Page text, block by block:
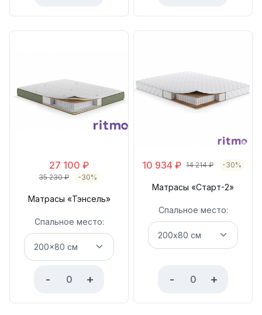
27 100 ₽
35 230₽ -30%
Матрасы «Тэнсель»
Спальное место:
- +
10 934 ₽ 14 214₽ -30%
Матрасы «Старт-2»
Спальное место:
- +